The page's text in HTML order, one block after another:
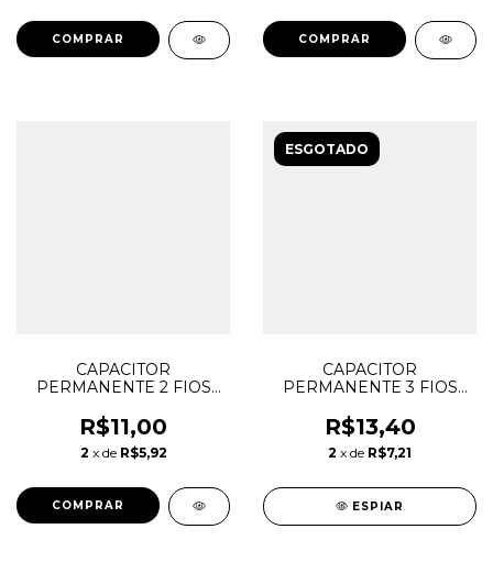
CAPACITOR
PERMANENTE 2 FIOS
VENTILADOR
R$11,00
2 x de R$5,92
ESGOTADO
CAPACITOR
PERMANENTE 3 FIOS
P/VENTILADOR
R$13,40
2 x de R$7,21
ESPIAR